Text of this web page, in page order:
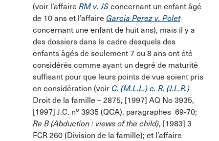
(voir l’affaire RM v. JS concernant un enfant âgé
de 10 ans et l’affaire Garcia Perez v. Polet
concernant une enfant de huit ans), mais il y a
des dossiers dans le cadre desquels des
enfants âgés de seulement 7 ou 8 ans ont été
considérés comme ayant un degré de maturité
suffisant pour que leurs points de vue soient pris
en considération (voir C. (M.L.L.) c. R. (J.L.R.)
Droit de la famille – 2875, [1997] AQ No 3935,
[1997] J.C. no 3935 (QCA), paragraphes 69-70;
Re B (Abduction : views of the child), [1983] 3
FCR 260 (Division de la famille); et l’affaire